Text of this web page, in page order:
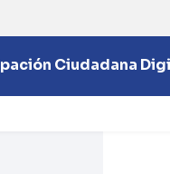
Ciudadana